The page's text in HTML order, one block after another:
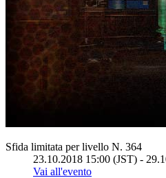
Sfida limitata per livello N. 364
23.10.2018 15:00 (JST) -
Vai all'evento